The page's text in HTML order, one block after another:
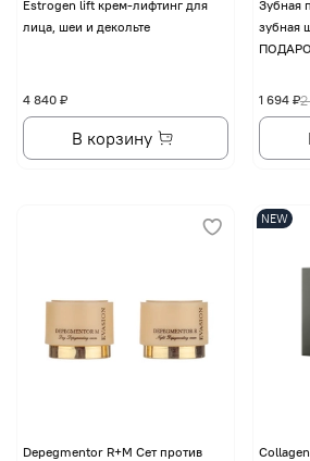
Еstrogen lift крем-лифтинг для
лица, шеи и декольте
4 840 ₽
В корзину
Зубная
зубная
1 694 ₽
Depegmentor R+M Сет против
NEW